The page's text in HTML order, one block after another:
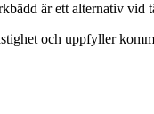
är ett alternativ vid
och uppfyller